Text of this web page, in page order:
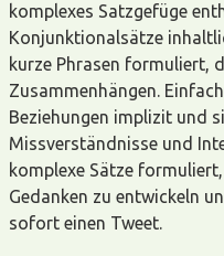
komplexes Satzgefüge
Konjunktionalsätze
kurze Phrasen formuliert,
Zusammenhängen.
Beziehungen implizit und
Missverständnisse und
komplexe Sätze
Gedanken zu entwickeln
sofort einen Tweet.